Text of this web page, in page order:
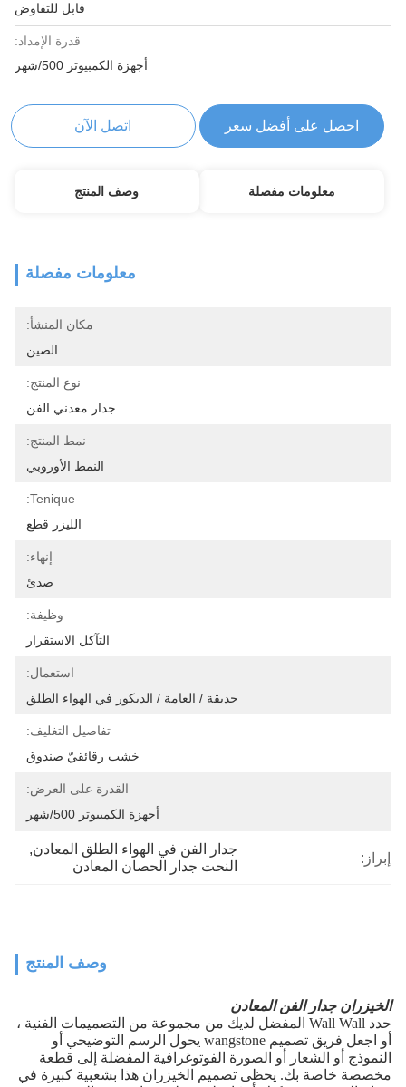
قابل للتفاوض
قدرة الإمداد:
أجهزة الكمبيوتر 500/شهر
احصل على أفضل سعر اتصل الآن
معلومات مفصلة وصف المنتج
معلومات مفصلة
مكان المنشأ:
الصين
نوع المنتج:
جدار معدني الفن
نمط المنتج:
النمط الأوروبي
Tenique:
الليزر قطع
إنهاء:
صدئ
وظيفة:
التآكل الاستقرار
استعمال:
حديقة / العامة / الديكور في الهواء الطلق
تفاصيل التغليف:
خشب رقائقيّ صندوق
القدرة على العرض:
أجهزة الكمبيوتر 500/شهر
إبراز:
جدار الفن في الهواء الطلق المعادن,
النحت جدار الحصان المعادن
وصف المنتج
الخيزران جدار الفن المعادن
حدد Wall Wall المفضل لديك من مجموعة من التصميمات الفنية ،
أو اجعل فريق تصميم wangstone يحول الرسم التوضيحي أو
النموذج أو الشعار أو الصورة الفوتوغرافية المفضلة إلى قطعة
مخصصة خاصة بك. يحظى تصميم الخيزران هذا بشعبية كبيرة في